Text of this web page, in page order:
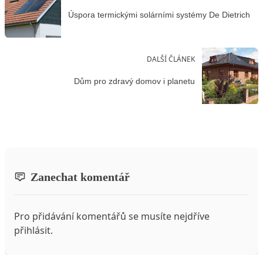
Úspora termickými solárními systémy De Dietrich
DALŠÍ ČLÁNEK
Dům pro zdravý domov i planetu
Zanechat komentář
Pro přidávání komentářů se musíte nejdříve
přihlásit.